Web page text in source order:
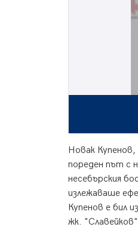
Новак
пореден път с
несебърския
излежаваше
Купенов е бил
жк.